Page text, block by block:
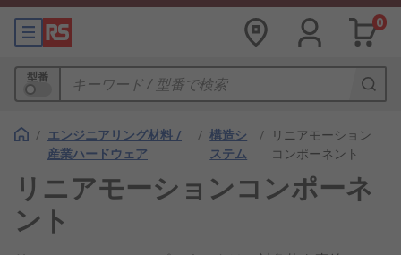
0
型番
/ エンジニアリング材料 /
産業ハードウェア
/ 構造シ
ステム
/
リニアモーション
コンポーネント
リニアモーションコンポーネ
ント